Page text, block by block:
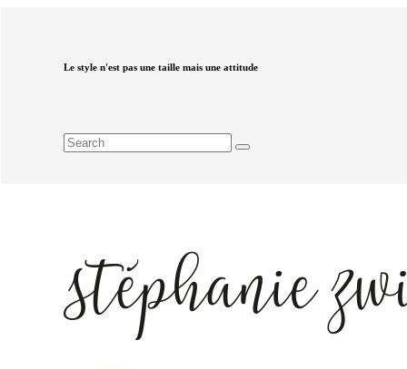
Le style n'est pas une taille mais une attitude